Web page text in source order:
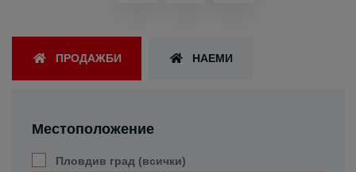
ПРОДАЖБИ НАЕМИ
Местоположение
Пловдив град (всички)